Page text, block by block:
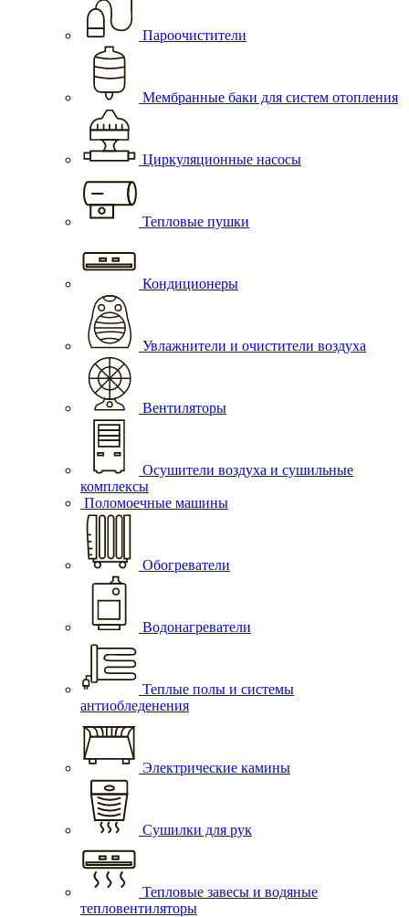
Пароочистители
Мембранные баки для систем отопления
Циркуляционные насосы
Тепловые пушки
Кондиционеры
Увлажнители и очистители воздуха
Вентиляторы
Осушители воздуха и сушильные
комплексы
Поломоечные машины
Обогреватели
Водонагреватели
Теплые полы и системы
антиобледенения
Электрические камины
Сушилки для рук
Тепловые завесы и водяные
тепловентиляторы